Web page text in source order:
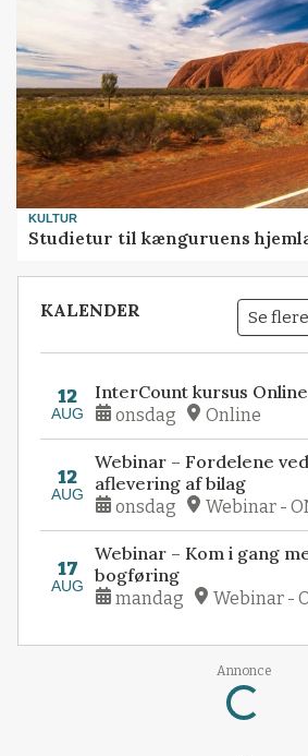
KULTUR
Studietur til kænguruens
KALENDER Se
12
AUG
InterCount kursus Online
onsdag Online
12
AUG
Webinar – Fordelene
aflevering af bilag
onsdag Webinar -
17
AUG
Webinar – Kom i gang
bogføring
mandag Webinar -
Annonce
Loading...